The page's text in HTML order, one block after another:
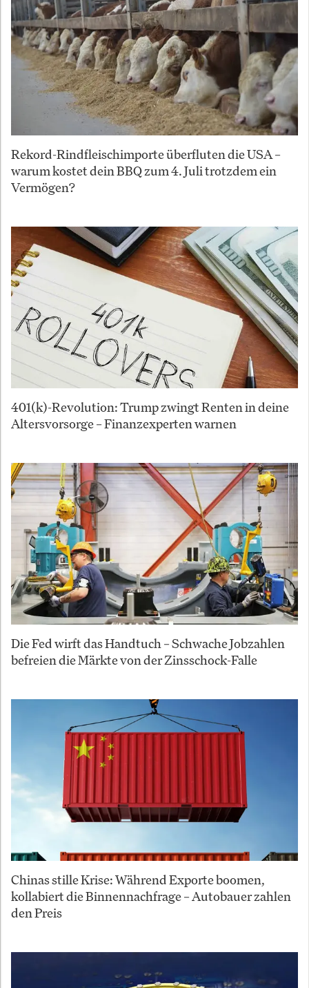
Rekord-Rindfleischimporte überfluten die USA –
warum kostet dein BBQ zum 4. Juli trotzdem ein
Vermögen?
401(k)-Revolution: Trump zwingt Renten in deine
Altersvorsorge – Finanzexperten warnen
Die Fed wirft das Handtuch – Schwache Jobzahlen
befreien die Märkte von der Zinsschock-Falle
Chinas stille Krise: Während Exporte boomen,
kollabiert die Binnennachfrage – Autobauer zahlen
den Preis